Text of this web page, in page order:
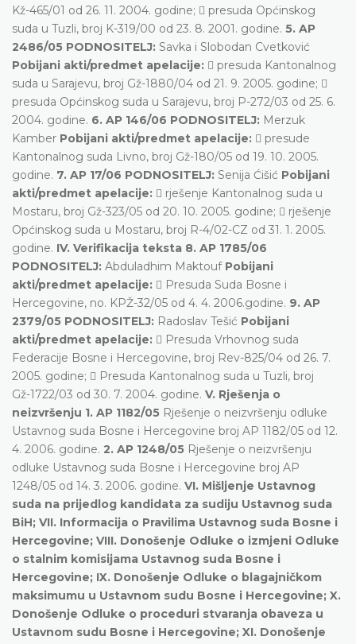
Kž-465/01 od 26. 11. 2004. godine;  presuda Općinskog
suda u Tuzli, broj K-319/00 od 23. 8. 2001. godine. 5. AP
2486/05 PODNOSITELJ: Savka i Slobodan Cvetković
Pobijani akti/predmet apelacije:  presuda Kantonalnog
suda u Sarajevu, broj Gž-1880/04 od 21. 9. 2005. godine; 
presuda Općinskog suda u Sarajevu, broj P-272/03 od 25. 6.
2004. godine. 6. AP 146/06 PODNOSITELJ: Merzuk
Kamber Pobijani akti/predmet apelacije:  presude
Kantonalnog suda Livno, broj Gž-180/05 od 19. 10. 2005.
godine. 7. AP 17/06 PODNOSITELJ: Senija Ćišić Pobijani
akti/predmet apelacije:  rješenje Kantonalnog suda u
Mostaru, broj Gž-323/05 od 20. 10. 2005. godine;  rješenje
Općinskog suda u Mostaru, broj R-4/02-CZ od 31. 1. 2005.
godine. IV. Verifikacija teksta 8. AP 1785/06
PODNOSITELJ: Abduladhim Maktouf Pobijani
akti/predmet apelacije:  Presuda Suda Bosne i
Hercegovine, no. KPŽ-32/05 od 4. 4. 2006.godine. 9. AP
2379/05 PODNOSITELJ: Radoslav Tešić Pobijani
akti/predmet apelacije:  Presuda Vrhovnog suda
Federacije Bosne i Hercegovine, broj Rev-825/04 od 26. 7.
2005. godine;  Presuda Kantonalnog suda u Tuzli, broj
Gž-1722/03 od 30. 7. 2004. godine. V. Rješenja o
neizvršenju 1. AP 1182/05 Rješenje o neizvršenju odluke
Ustavnog suda Bosne i Hercegovine broj AP 1182/05 od 12.
4. 2006. godine. 2. AP 1248/05 Rješenje o neizvršenju
odluke Ustavnog suda Bosne i Hercegovine broj AP
1248/05 od 14. 3. 2006. godine. VI. Mišljenje Ustavnog
suda na prijedlog kandidata za sudiju Ustavnog suda
BiH; VII. Informacija o Pravilima Ustavnog suda Bosne i
Hercegovine; VIII. Donošenje Odluke o izmjeni Odluke
o stalnim komisijama Ustavnog suda Bosne i
Hercegovine; IX. Donošenje Odluke o blagajničkom
maksimumu u Ustavnom sudu Bosne i Hercegovine; X.
Donošenje Odluke o proceduri stvaranja obaveza u
Ustavnom sudu Bosne i Hercegovine; XI. Donošenje